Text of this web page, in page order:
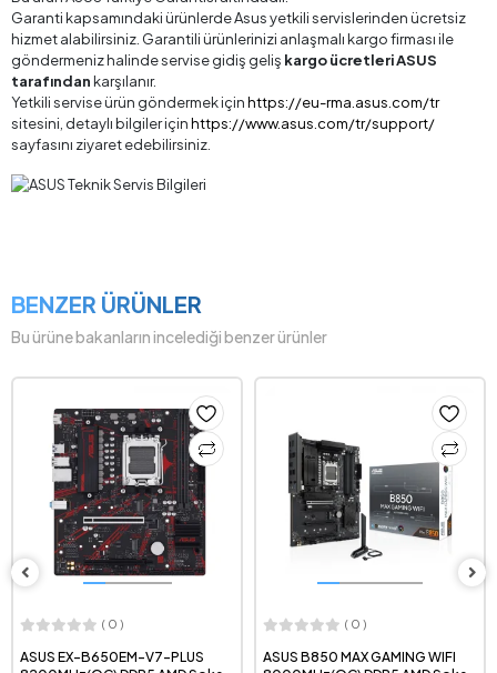
Garanti kapsamındaki ürünlerde Asus yetkili servislerinden ücretsiz
hizmet alabilirsiniz. Garantili ürünlerinizi anlaşmalı kargo firması ile
göndermeniz halinde servise gidiş geliş kargo ücretleri ASUS
tarafındankarşılanır.
Yetkili servise ürün göndermek içinhttps://eu-rma.asus.com/tr
sitesini, detaylı bilgiler içinhttps://www.asus.com/tr/support/
sayfasını ziyaret edebilirsiniz.
BENZER ÜRÜNLER
Bu ürüne bakanların incelediği benzer ürünler
( 0 )
ASUS EX-B650EM-V7-PLUS
( 0 )
ASUS B850 MAX GAMING WIFI